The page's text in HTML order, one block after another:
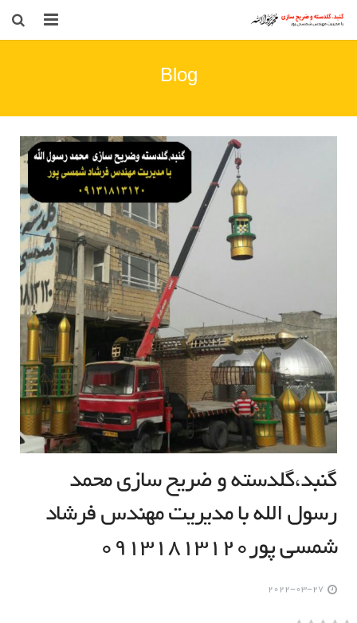
Blog
گنبد،گلدسته و ضریح سازی محمد
رسول الله با مدیریت مهندس فرشاد
شمسی پور۰۹۱۳۱۸۱۳۱۲۰
2022-03-27